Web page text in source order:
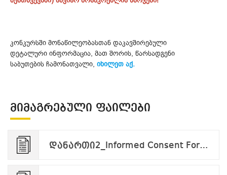
კონკურსში მონაწილეობასთან დაკავშირებული
დეტალური ინფორმაცია, მათ შორის, წარსადგენი
საბუთების ჩამონათვალი, იხილეთ აქ.
ᲛᲘᲛᲐᲒᲠᲔᲑᲣᲚᲘ ᲤᲐᲘᲚᲔᲑᲘ
დანართი2_Informed Consent Form_applicant_v.09.24.pdf